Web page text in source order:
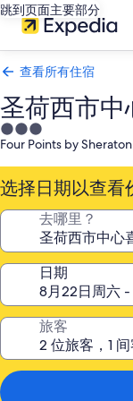
跳到页面主要部分
查看所有住宿
圣荷西市
3.0
星
住
宿
Four Points by
选择日期以查看
去哪里？
日期
旅客